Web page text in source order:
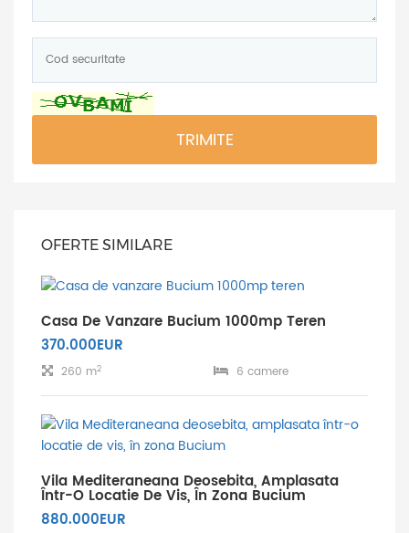
securitate:
*
TRIMITE
OFERTE SIMILARE
Casa De Vanzare Bucium 1000mp Teren
370.000EUR
260 m2 6 camere
Vila Mediteraneana Deosebita, Amplasata
Într-O Locatie De Vis, În Zona Bucium
880.000EUR